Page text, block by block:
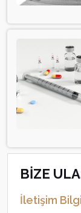
BİZE
İletişim